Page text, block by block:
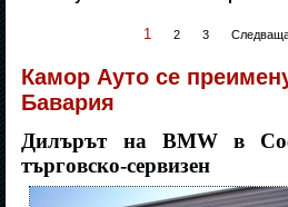
1 2 3
Камор Ауто се
Бавария
Дилърът на BMW в
търговско-